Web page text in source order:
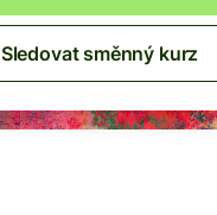
Sledovat směnný kurz